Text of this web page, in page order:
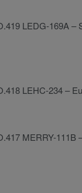
LEDG-169A –
LEHC-234 –
MERRY-111B